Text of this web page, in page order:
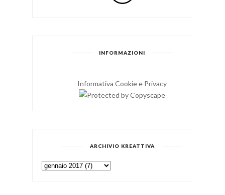
INFORMAZIONI
Informativa Cookie e Privacy
ARCHIVIO KREATTIVA